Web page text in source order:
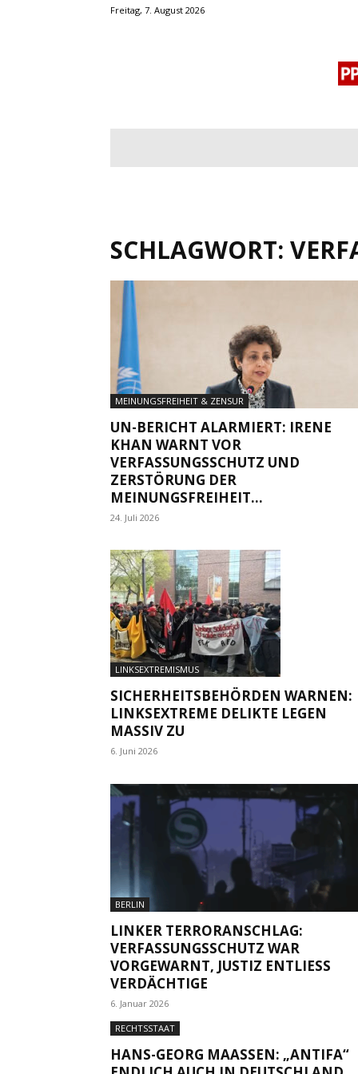
Freitag, 7. August 2026
SCHLAGWORT:
MEINUNGSFREIHEIT & ZENSUR
UN-BERICHT ALARMIERT: IRENE
KHAN WARNT VOR
VERFASSUNGSSCHUTZ UND
ZERSTÖRUNG DER
MEINUNGSFREIHEIT...
24. Juli 2026
LINKSEXTREMISMUS
SICHERHEITSBEHÖRDEN WARNEN:
LINKSEXTREME DELIKTE LEGEN
MASSIV ZU
6. Juni 2026
BERLIN
LINKER TERRORANSCHLAG:
VERFASSUNGSSCHUTZ WAR
VORGEWARNT, JUSTIZ ENTLIESS V
ERDÄCHTIGE
6. Januar 2026
RECHTSSTAAT
HANS-GEORG MAASSEN: „ANTIFA“ E